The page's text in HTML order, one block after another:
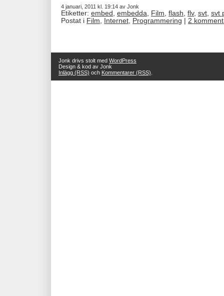
4 januari, 2011 kl. 19:14 av Jonk
Etiketter: embed , embedda, Film, flash, flv, svt, svt
Postat i Film, Internet, Programmering 2
Jonk drivs stolt med WordPress
Design & kod av Jonk
Inlägg (RSS) och Kommentarer (RSS)